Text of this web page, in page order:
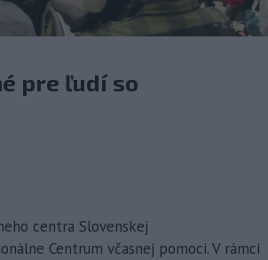
pre ľudí so
centra Slovenskej
Centrum včasnej pomoci. V rámci